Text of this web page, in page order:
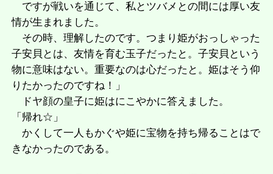
ですが戦いを通じて、私とツバメとの間には厚い友
情が生まれました。
その時、理解したのです。つまり姫がおっしゃった
子安貝とは、友情を育む玉子だったと。子安貝という
物に意味はない。重要なのは心だったと。姫はそう仰
りたかったのですね！」
ドヤ顔の皇子に姫はにこやかに答えました。
「帰れ☆」
かくして一人もかぐや姫に宝物を持ち帰ることはで
きなかったのである。